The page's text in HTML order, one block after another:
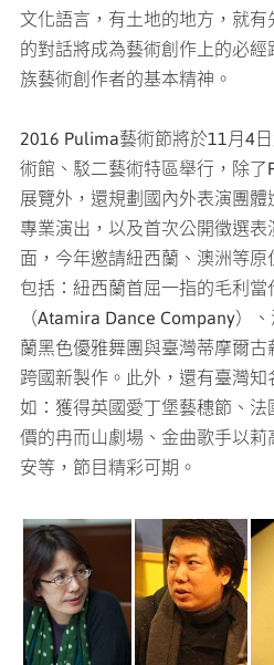
文化語言，有土地的地方，就
的對話將成為藝術創作上的必
族藝術創作者的基本精神。
2016 Pulima藝術節將於11月4
術館、駁二藝術特區舉行，除
展覽外，還規劃國內外表演團
專業演出，以及首次公開徵選
面，今年邀請紐西蘭、澳洲等原
包括：紐西蘭首屈一指的毛利當
（Atamira Dance Company）
蘭黑色優雅舞團與臺灣蒂摩爾
跨國新製作。此外，還有臺灣知
如：獲得英國愛丁堡藝穗節、
價的冉而山劇場、金曲歌手以莉
安等，節目精彩可期。